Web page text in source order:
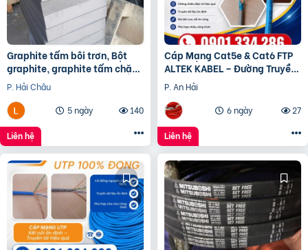
Graphite tấm bôi trơn, Bột
graphite, graphite tấm chặn
đầu lò, điện cực graphite
P. Hải Châu
5 ngày
140
Liên hệ
Cáp Mạng Cat5e & Cat6 FTP
ALTEK KABEL – Đường Truyền
Ổn Định, Chống Nhiễu Hiệu
Quả
P. An Hải
6 ngày
27
Liên hệ